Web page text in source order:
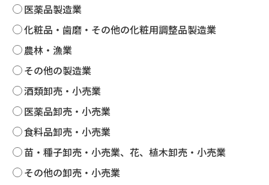
医薬品製造業
化粧品・歯磨・その他の化粧用調整品製造業
農林・漁業
その他の製造業
酒類卸売・小売業
医薬品卸売・小売業
食料品卸売・小売業
苗・種子卸売・小売業、花、植木卸売・小売業
その他の卸売・小売業